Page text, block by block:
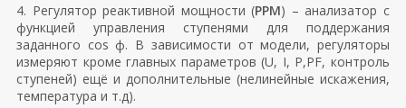
4. Регулятор реактивной мощности (РРМ) – анализатор с
функцией управления ступенями для поддержания
заданного cos ф. В зависимости от модели, регуляторы
измеряют кроме главных параметров (U, I, P,PF, контроль
ступеней) ещё и дополнительные (нелинейные искажения,
температура и т.д).